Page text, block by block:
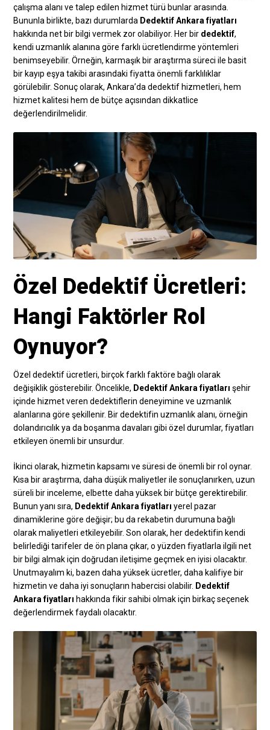
çalışma alanı ve talep edilen hizmet türü bunlar arasında.
Bununla birlikte, bazı durumlarda Dedektif Ankara fiyatları
hakkında net bir bilgi vermek zor olabiliyor. Her bir dedektif,
kendi uzmanlık alanına göre farklı ücretlendirme yöntemleri
benimseyebilir. Örneğin, karmaşık bir araştırma süreci ile basit
bir kayıp eşya takibi arasındaki fiyatta önemli farklılıklar
görülebilir. Sonuç olarak, Ankara’da dedektif hizmetleri, hem
hizmet kalitesi hem de bütçe açısından dikkatlice
değerlendirilmelidir.
Özel Dedektif Ücretleri:
Hangi Faktörler Rol
Oynuyor?
Özel dedektif ücretleri, birçok farklı faktöre bağlı olarak
değişiklik gösterebilir. Öncelikle, Dedektif Ankara fiyatları şehir
içinde hizmet veren dedektiflerin deneyimine ve uzmanlık
alanlarına göre şekillenir. Bir dedektifin uzmanlık alanı, örneğin
dolandırıcılık ya da boşanma davaları gibi özel durumlar, fiyatları
etkileyen önemli bir unsurdur.
İkinci olarak, hizmetin kapsamı ve süresi de önemli bir rol oynar.
Kısa bir araştırma, daha düşük maliyetler ile sonuçlanırken, uzun
süreli bir inceleme, elbette daha yüksek bir bütçe gerektirebilir.
Bunun yanı sıra, Dedektif Ankara fiyatları yerel pazar
dinamiklerine göre değişir; bu da rekabetin durumuna bağlı
olarak maliyetleri etkileyebilir. Son olarak, her dedektifin kendi
belirlediği tarifeler de ön plana çıkar, o yüzden fiyatlarla ilgili net
bir bilgi almak için doğrudan iletişime geçmek en iyisi olacaktır.
Unutmayalım ki, bazen daha yüksek ücretler, daha kalifiye bir
hizmetin ve daha iyi sonuçların habercisi olabilir. Dedektif
Ankara fiyatları hakkında fikir sahibi olmak için birkaç seçenek
değerlendirmek faydalı olacaktır.